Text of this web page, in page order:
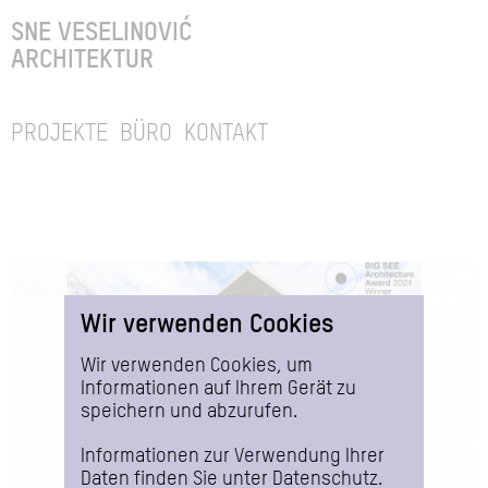
SNE VESELINOVIĆ
ARCHITEKTUR
PROJEKTE BÜRO KONTAKT
Wir verwenden Cookies
Wir verwenden Cookies, um
Informationen auf Ihrem Gerät zu
speichern und abzurufen.
Informationen zur Verwendung Ihrer
Daten finden Sie unter
Datenschutz.